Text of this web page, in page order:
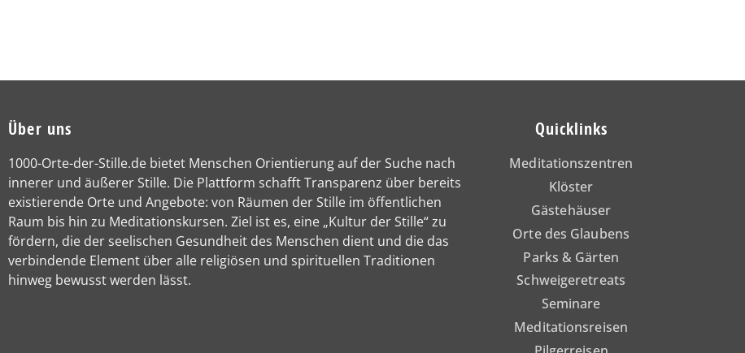
Über uns
1000-Orte-der-Stille.de bietet Menschen Orientierung auf der Suche nach
innerer und äußerer Stille. Die Plattform schafft Transparenz über bereits
existierende Orte und Angebote: von Räumen der Stille im öffentlichen
Raum bis hin zu Meditationskursen. Ziel ist es, eine „Kultur der Stille“ zu
fördern, die der seelischen Gesundheit des Menschen dient und die das
verbindende Element über alle religiösen und spirituellen Traditionen
hinweg bewusst werden lässt.
Quicklinks
Meditationszentren
Klöster
Gästehäuser
Orte des Glaubens
Parks & Gärten
Schweigeretreats
Seminare
Meditationsreisen